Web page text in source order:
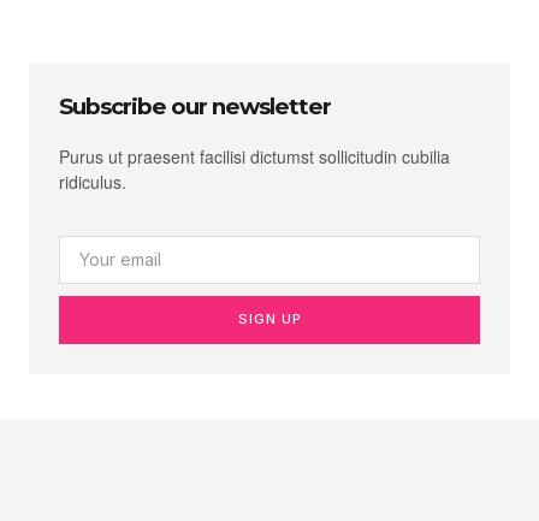
Subscribe our newsletter
Purus ut praesent facilisi dictumst sollicitudin cubilia
ridiculus.
SIGN UP